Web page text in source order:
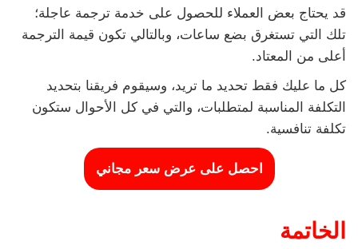
قد يحتاج بعض العملاء للحصول على خدمة ترجمة عاجلة؛
تلك التي تستغرق بضع ساعات، وبالتالي تكون قيمة الترجمة
أعلى من المعتاد.
كل ما عليك فقط تحديد ما تريد، وسيقوم فريقنا بتحديد
التكلفة المناسبة لمتطلبات، والتي في كل الأحوال ستكون
تكلفة تنافسية.
احصل على عرض سعر مجاني
الخاتمة